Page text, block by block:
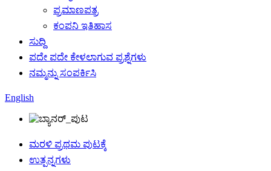
ಪ್ರಮಾಣಪತ್ರ
ಕಂಪನಿ ಇತಿಹಾಸ
ಸುದ್ದಿ
ಪದೇ ಪದೇ ಕೇಳಲಾಗುವ ಪ್ರಶ್ನೆಗಳು
ನಮ್ಮನ್ನು ಸಂಪರ್ಕಿಸಿ
English
ಮರಳಿ ಪ್ರಥಮ ಪುಟಕ್ಕೆ
ಉತ್ಪನ್ನಗಳು